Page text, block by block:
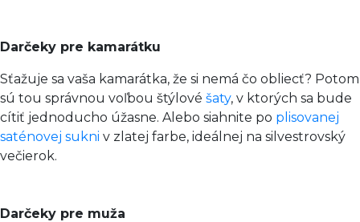
Darčeky pre kamarátku
Sťažuje sa vaša kamarátka, že si nemá čo obliecť? Potom
sú tou správnou voľbou štýlové šaty, v ktorých sa bude
cítiť jednoducho úžasne. Alebo siahnite po plisovanej
saténovej sukni v zlatej farbe, ideálnej na silvestrovský
večierok.
Darčeky pre muža